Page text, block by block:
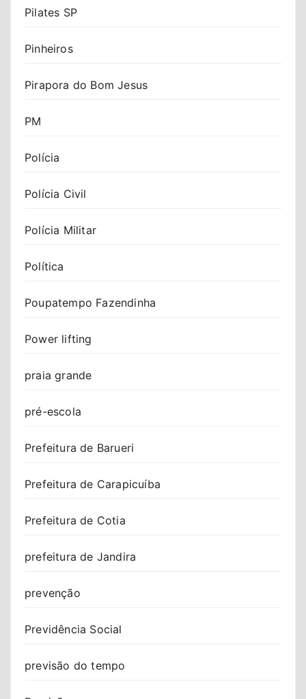
Pilates SP
Pinheiros
Pirapora do Bom Jesus
PM
Polícia
Polícia Civil
Polícia Militar
Política
Poupatempo Fazendinha
Power lifting
praia grande
pré-escola
Prefeitura de Barueri
Prefeitura de Carapicuíba
Prefeitura de Cotia
prefeitura de Jandira
prevenção
Previdência Social
previsão do tempo